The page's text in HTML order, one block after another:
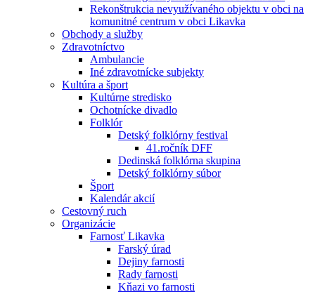
Rekonštrukcia nevyužívaného objektu v obci na
komunitné centrum v obci Likavka
Obchody a služby
Zdravotníctvo
Ambulancie
Iné zdravotnícke subjekty
Kultúra a šport
Kultúrne stredisko
Ochotnícke divadlo
Folklór
Detský folklórny festival
41.ročník DFF
Dedinská folklórna skupina
Detský folklórny súbor
Šport
Kalendár akcií
Cestovný ruch
Organizácie
Farnosť Likavka
Farský úrad
Dejiny farnosti
Rady farnosti
Kňazi vo farnosti